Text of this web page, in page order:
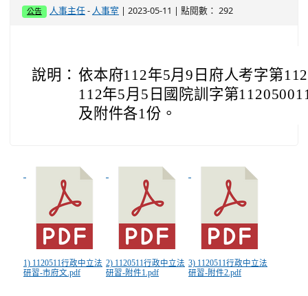
公告 人事主任 - 人事室 | 2023-05-11 | 點閱數： 292
說明： 依本府112年5月9日府人考字第
112年5月5日國院訓字第
及附件各1份。
1) 1120511行政中立法
研習-市府文.pdf
2) 1120511行政中立法
研習-附件1.pdf
3) 1120511行政中立法
研習-附件2.pdf